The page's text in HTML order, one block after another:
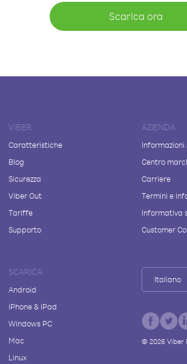
Scarica ora
VIBER
Caratteristiche
Blog
Sicurezza
Viber Out
Tariffe
Supporto
AZIENDA
Informazioni
Centro
Carriere
Termini e
Informativa
Customer
SCARICA
Android
iPhone & iPad
Windows PC
Mac
Linux
Italiano
© 2026Viber